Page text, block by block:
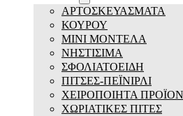
ΑΡΤΟΣΚΕΥΑΣΜΑΤΑ
ΚΟΥΡΟΥ
ΜΙΝΙ ΜΟΝΤΕΛΑ
ΝΗΣΤΙΣΙΜΑ
ΣΦΟΛΙΑΤΟΕΙΔΗ
ΠΙΤΣΕΣ-ΠΕΪΝΙΡΛΙ
ΧΕΙΡΟΠΟΙΗΤΑ
ΧΩΡΙΑΤΙΚΕΣ ΠΙΤΕΣ